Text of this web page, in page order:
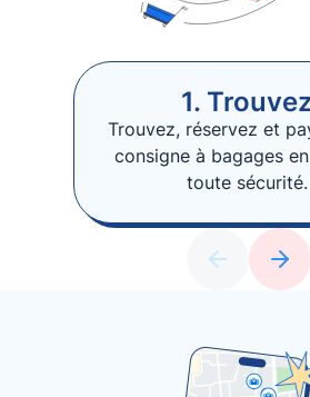
1.
Trouvez, réservez et
consigne à bagages
toute sécurité.